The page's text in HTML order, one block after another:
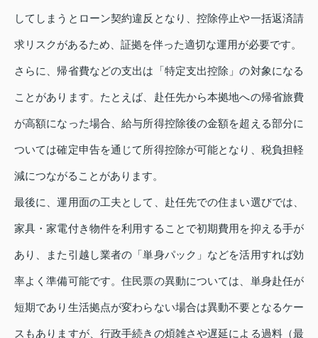
してしまうとローン契約違反となり、控除停止や一括返済請
求リスクがあるため、証拠を伴った適切な運用が必要です。
さらに、帰省費などの支出は「特定支出控除」の対象になる
ことがあります。たとえば、赴任先から本拠地への帰省旅費
が高額になった場合、給与所得控除後の金額を超える部分に
ついては確定申告を通じて所得控除が可能となり、税負担軽
減につながることがあります。
最後に、運用面の工夫として、赴任先での住まい選びでは、
家具・家電付き物件を利用することで初期費用を抑える手が
あり、また引越し業者の「単身パック」などを活用すれば効
率よく準備可能です。住民票の異動については、単身赴任が
短期であり生活拠点が変わらない場合は異動不要となるケー
スもありますが、行政手続きの煩雑さや遅延による過料（最